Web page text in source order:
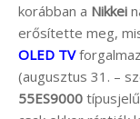
korábban a Nikkei
erősítette meg,
OLED TV
(augusztus 31. –
55ES9000